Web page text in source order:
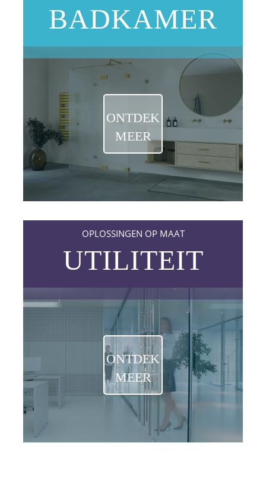
BADKAMER
ONTDEK
MEER
OPLOSSINGEN OP MAAT
UTILITEIT
ONTDEK
MEER